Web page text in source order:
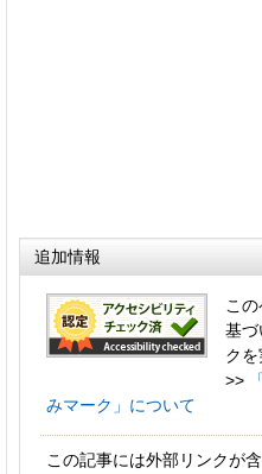
追加情報
こ
基づ
クを
>>
みマーク」について
この記事には外部リンクが